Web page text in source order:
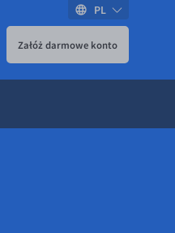
Załóż darmowe konto
PL